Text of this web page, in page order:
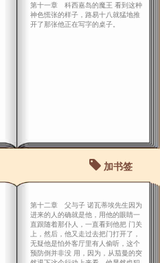
第十一章 科西嘉岛的魔王 看到这种
神色慌张的样子，路易十八就猛地推
开了那张他正在写字的桌子。
加书签
第十二章 父与子 诺瓦蒂埃先生因为
进来的人的确就是他，用他的眼睛一
直跟随着那仆人，一直看到他把 门关
上，然后，他又走过去把门打开了，
无疑他是怕外客厅里有人偷听，这个
预防倒并非没 用，因为，从茄曼的突